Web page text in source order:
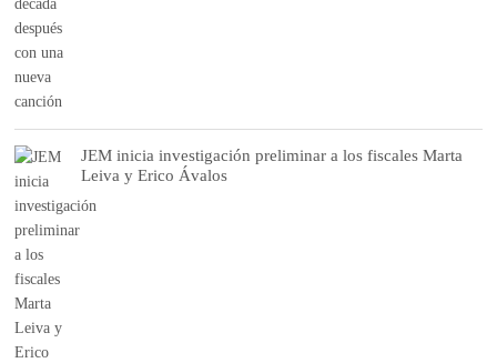
JEM inicia investigación preliminar a los fiscales Marta
Leiva y Erico Ávalos